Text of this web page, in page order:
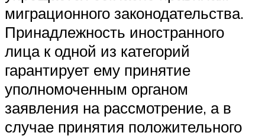
миграционного законодательства.
Принадлежность иностранного
лица к одной из категорий
гарантирует ему принятие
уполномоченным органом
заявления на рассмотрение, а в
случае принятия положительного